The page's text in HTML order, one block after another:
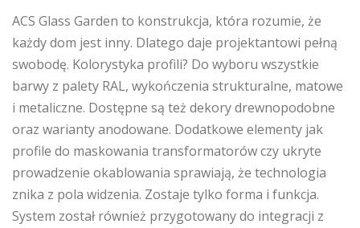
ACS Glass Garden to konstrukcja, która rozumie, że
każdy dom jest inny. Dlatego daje projektantowi pełną
swobodę. Kolorystyka profili? Do wyboru wszystkie
barwy z palety RAL, wykończenia strukturalne, matowe
i metaliczne. Dostępne są też dekory drewnopodobne
oraz warianty anodowane. Dodatkowe elementy jak
profile do maskowania transformatorów czy ukryte
prowadzenie okablowania sprawiają, że technologia
znika z pola widzenia. Zostaje tylko forma i funkcja.
System został również przygotowany do integracji z